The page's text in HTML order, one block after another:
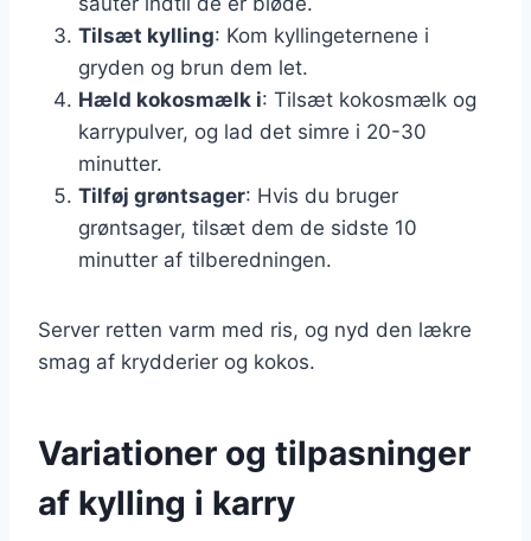
Tilsæt kylling: Kom kyllingeternene i
gryden og brun dem let.
Hæld kokosmælk i: Tilsæt kokosmælk og
karrypulver, og lad det simre i 20-30
minutter.
Tilføj grøntsager: Hvis du bruger
grøntsager, tilsæt dem de sidste 10
minutter af tilberedningen.
Server retten varm med ris, og nyd den lækre
smag af krydderier og kokos.
Variationer og tilpasninger
af kylling i karry